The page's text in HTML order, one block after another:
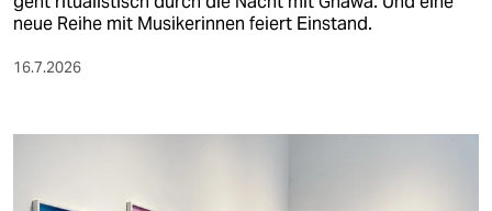
neue Reihe mit Musikerinnen feiert Einstand.
16.7.2026